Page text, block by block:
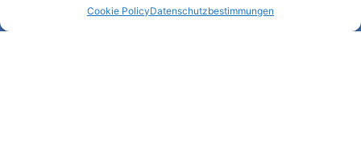
Cookie PolicyDatenschutzbestimmungen